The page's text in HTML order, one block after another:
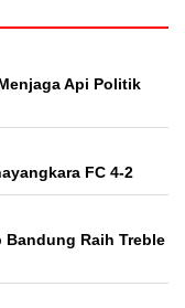
Api Politik
FC 4-2
Bandung Raih Treble